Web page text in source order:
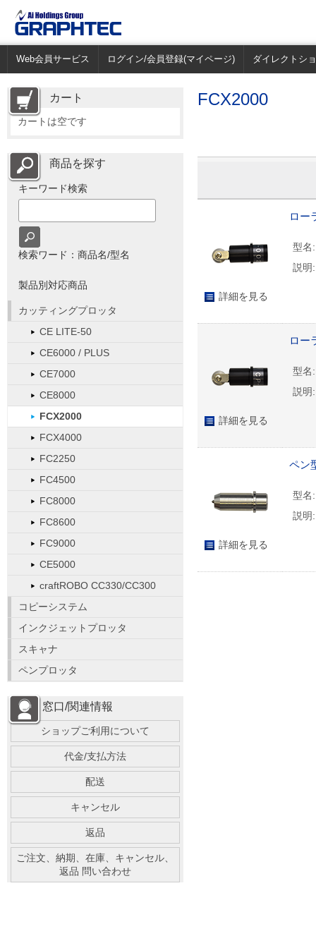
Web会員サービス ログイン/会員登録(マイページ) ダイレクトシ
FCX2000
詳細を見る
ロー
型名:
説明:
詳細を見る
ロー
型名:
説明:
詳細を見る
ペン
型名:
説明:
カート
カートは空です
商品を探す
キーワード検索
検索ワード：商品名/型名
製品別対応商品
カッティングプロッタ
CE LITE-50
CE6000 / PLUS
CE7000
CE8000
FCX2000
FCX4000
FC2250
FC4500
FC8000
FC8600
FC9000
CE5000
craftROBO CC330/CC300
コピーシステム
インクジェットプロッタ
スキャナ
ペンプロッタ
窓口/関連情報
ショップご利用について
代金/支払方法
配送
キャンセル
返品
ご注文、納期、在庫、キャンセル、
返品 問い合わせ